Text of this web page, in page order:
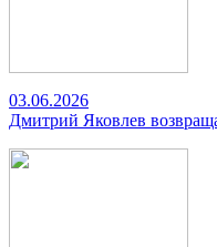
03.06.2026
Дмитрий Яковлев